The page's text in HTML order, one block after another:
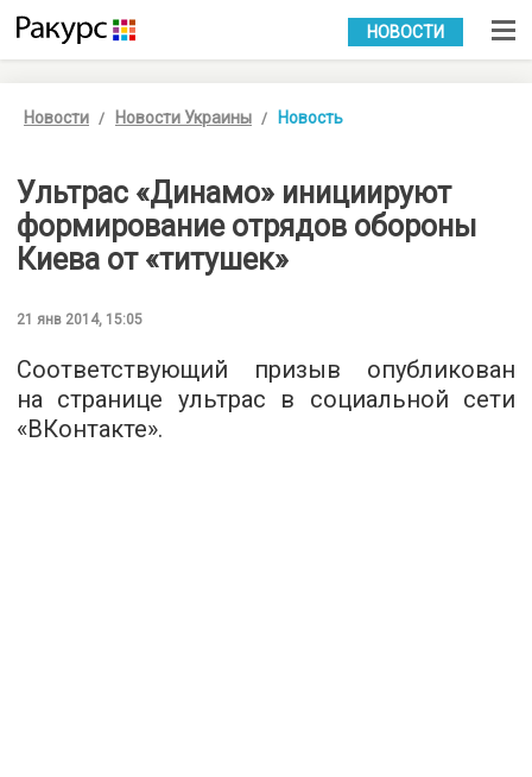
УКР РУС
НОВОСТИ
Новости Новости Украины Новость
Ультрас «Динамо» инициируют
формирование отрядов обороны
Киева от «титушек»
21 янв 2014, 15:05
Соответствующий призыв опубликован
на странице ультрас в социальной сети
«ВКонтакте».